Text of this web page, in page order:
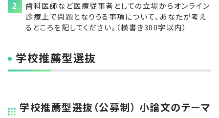
歯科医師など医療従事者としての立場からオンライン
診療上で問題となりうる事項について、あなたが考え
るところを記してください。（横書き300字以内）
学校推薦型選抜
学校推薦型選抜（公募制） 小論文のテーマ